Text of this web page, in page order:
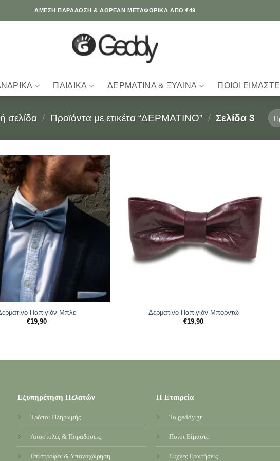
ΆΜΕΣΗ ΠΑΡΑΔΟΣΗ & ΔΩΡΕΑΝ ΜΕΤΑΦΟΡΙΚΑ ΑΠΟ €49
ΠΑΙΔΙΚΆ ΔΕΡΜΆΤΙΝΑ & ΞΎΛΙΝΑ ΠΟΙΟΙ ΕΊΜΑΣΤΕ
σελίδα / Προϊόντα με ετικέτα “ΔΕΡΜΑΤΙΝΟ” / Σελίδα 3
Παπιγιόν Μπλε
€19,90
Δερμάτινο Παπιγιόν Μπορντώ
€19,90
Εξυπηρέτηση Πελατών
Τρόποι Πληρωμής
Αποστολές & Παραδόσεις
Επιστροφές & Υπαναχώρηση
Η Εταιρεία
Το geddy.gr
Ποιοι Είμαστε
Συχνές Ερωτήσεις